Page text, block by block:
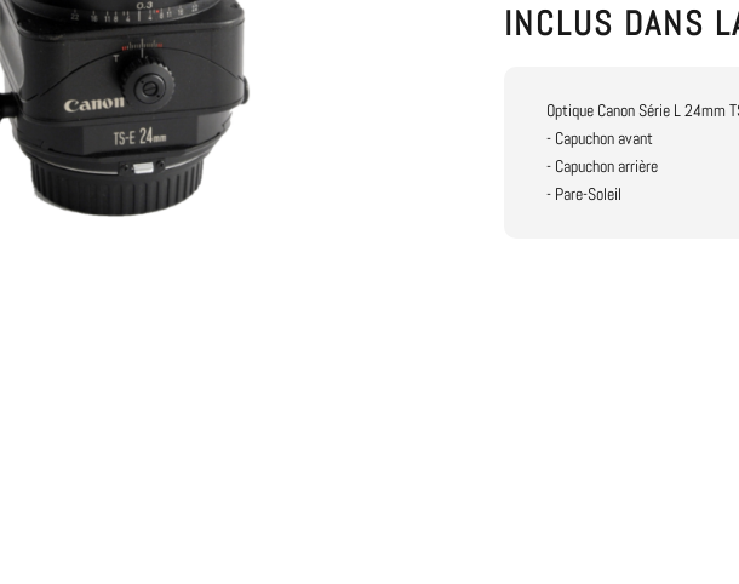
INCLUS DANS
Optique Canon Série L 24mm
- Capuchon avant
- Capuchon arrière
- Pare-Soleil